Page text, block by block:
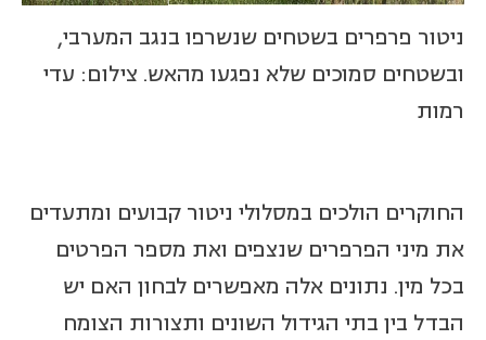
ניטור פרפרים בשטחים שנשרפו בנגב המערבי,
ובשטחים סמוכים שלא נפגעו מהאש. צילום: עדי
רמות
החוקרים הולכים במסלולי ניטור קבועים ומתעדים
את מיני הפרפרים שנצפים ואת מספר הפרטים
בכל מין. נתונים אלה מאפשרים לבחון האם יש
הבדל בין בתי הגידול השונים ותצורות הצומח